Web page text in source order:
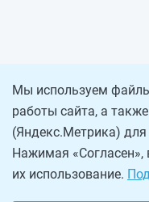
Мы используем
работы сайта, а
(Яндекс.Метрика) для
Нажимая «Согласен»,
их использование.